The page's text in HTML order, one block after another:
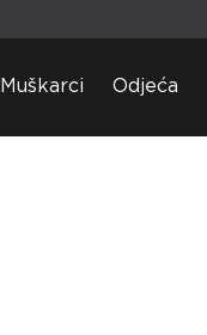
Muškarci Odjeća